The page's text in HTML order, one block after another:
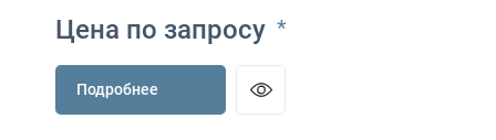
Цена по запросу *
Подробнее